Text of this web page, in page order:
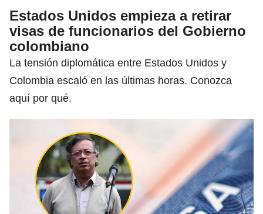
Estados Unidos empieza a retirar
visas de funcionarios del Gobierno
colombiano
La tensión diplomática entre Estados Unidos y
Colombia escaló en las últimas horas. Conozca
aquí por qué.